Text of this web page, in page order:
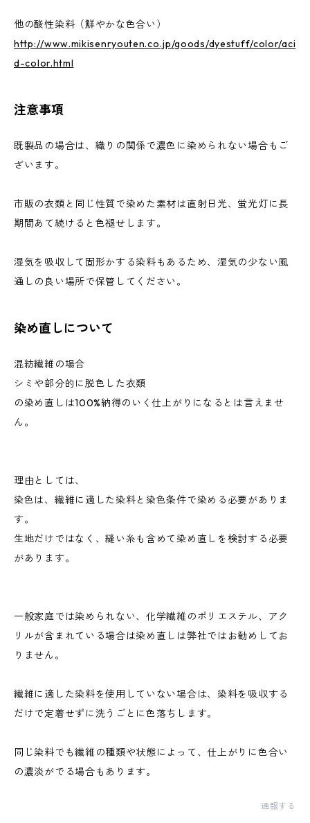
他の酸性染料（鮮やかな色合い）
http://www.mikisenryouten.co.jp/goods/dyestuff/color/aci
d-color.html
注意事項
既製品の場合は、織りの関係で濃色に染められない場合もご
ざいます。
市販の衣類と同じ性質で染めた素材は直射日光、蛍光灯に長
期間あて続けると色褪せします。
湿気を吸収して固形かする染料もあるため、湿気の少ない風
通しの良い場所で保管してください。
染め直しについて
混紡繊維の場合
シミや部分的に脱色した衣類
の染め直しは100%納得のいく仕上がりになるとは言えませ
ん。
理由としては、
染色は、繊維に適した染料と染色条件で染める必要がありま
す。
生地だけではなく、縫い糸も含めて染め直しを検討する必要
があります。
一般家庭では染められない、化学繊維のポリエステル、アク
リルが含まれている場合は染め直しは弊社ではお勧めしてお
りません。
繊維に適した染料を使用していない場合は、染料を吸収する
だけで定着せずに洗うごとに色落ちします。
同じ染料でも繊維の種類や状態によって、仕上がりに色合い
の濃淡がでる場合もあります。
通報する